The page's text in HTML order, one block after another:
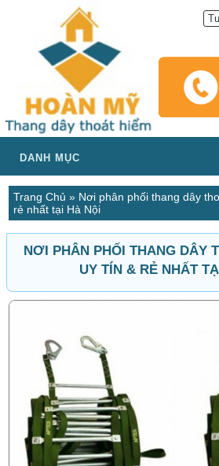
DANH MỤC
Trang Chủ » Nơi phân phối thang dây
rẻ nhất tại Hà Nội
NƠI PHÂN PHỐI THANG DÂY
UY TÍN & RẺ NHẤT